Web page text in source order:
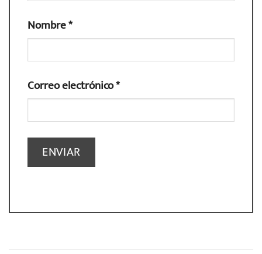
Nombre*
Correo electrónico*